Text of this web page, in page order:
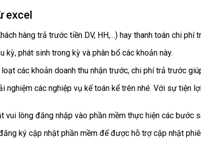
excel
hàng trả trước tiền DV, HH,…) hay thanh toán chi phí
phát sinh trong kỳ và phân bổ các khoản này.
các khoản doanh thu nhận trước, chi phí trả trước
các nghiệp vụ kế toán kể trên nhé. Với sự tiện
lòng đăng nhập vào phần mềm thực hiện các bước
ký cập nhật phần mềm để được hỗ trợ cập nhật